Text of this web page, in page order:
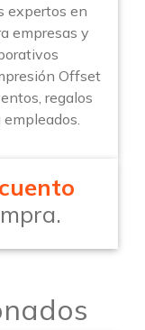
expertos en
empresas y
Offset
regalos